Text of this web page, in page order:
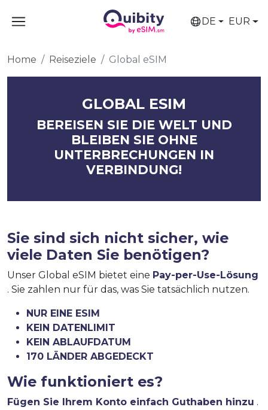
DE EUR
Home Reiseziele Global eSIM
GLOBAL ESIM
BEREISEN SIE DIE WELT UND
BLEIBEN SIE OHNE
UNTERBRECHUNGEN IN
VERBINDUNG!
Sie sind sich nicht sicher, wie
viele Daten Sie benötigen?
Unser Global eSIM bietet eine Pay-per-Use-Lösung
. Sie zahlen nur für das, was Sie tatsächlich nutzen.
NUR EINE ESIM
KEIN DATENLIMIT
KEIN ABLAUFDATUM
170 LÄNDER ABGEDECKT
Wie funktioniert es?
Fügen Sie Ihrem Konto einfach Guthaben hinzu .